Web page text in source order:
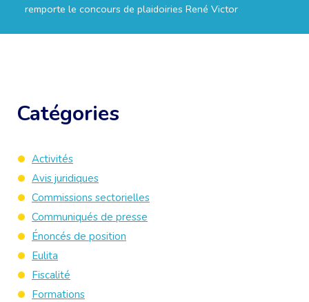
remporte le concours de plaidoiries René Victor
Catégories
Activités
Avis juridiques
Commissions sectorielles
Communiqués de presse
Énoncés de position
Eulita
Fiscalité
Formations